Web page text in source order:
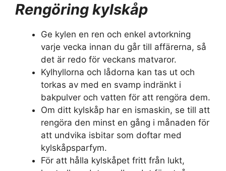
Rengöring kylskåp
Ge kylen en ren och enkel avtorkning
varje vecka innan du går till affärerna, så
det är redo för veckans matvaror.
Kylhyllorna och lådorna kan tas ut och
torkas av med en svamp indränkt i
bakpulver och vatten för att rengöra dem.
Om ditt kylskåp har en ismaskin, se till att
rengöra den minst en gång i månaden för
att undvika isbitar som doftar med
kylskåpsparfym.
För att hålla kylskåpet fritt från lukt,